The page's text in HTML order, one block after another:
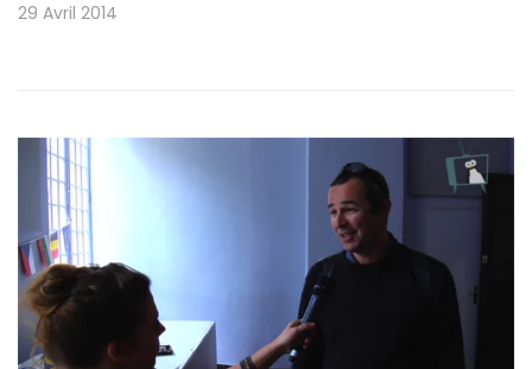
29 Avril 2014